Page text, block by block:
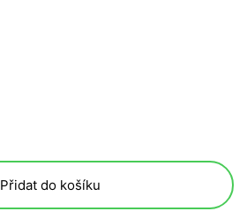
Přidat do košíku